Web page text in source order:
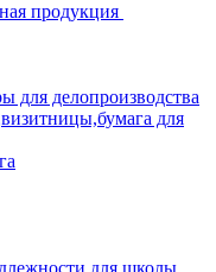
продукция
для делопроизводства
для
для школы